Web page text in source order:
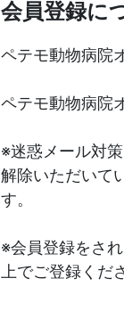
会員登録に
ペテモ動物病院
ペテモ動物病院
※迷惑メール対
解除いただいて
す。
※会員登録をさ
上でご登録くだ